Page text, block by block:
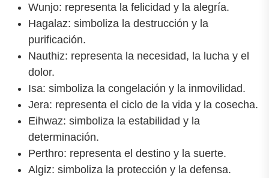
Wunjo: representa la felicidad y la alegría.
Hagalaz: simboliza la destrucción y la
purificación.
Nauthiz: representa la necesidad, la lucha y el
dolor.
Isa: simboliza la congelación y la inmovilidad.
Jera: representa el ciclo de la vida y la cosecha.
Eihwaz: simboliza la estabilidad y la
determinación.
Perthro: representa el destino y la suerte.
Algiz: simboliza la protección y la defensa.